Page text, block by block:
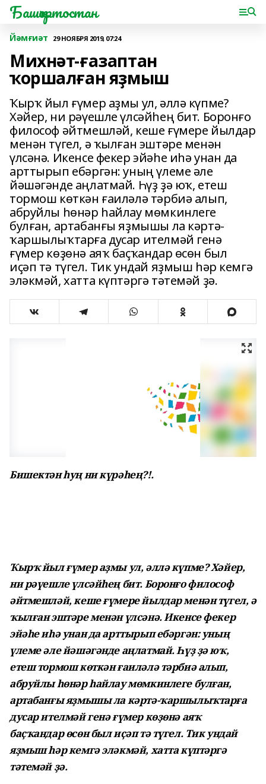
Башҡортостан
Йәмғиәт 29 НОЯБРЯ 2019, 07:24
Михнәт-ғазаптан
ҡоршалған яҙмыш
Ҡырҡ йыл ғүмер аҙмы ул, әллә күпме?
Хәйер, ни рәүешле үлсәйһең бит. Боронғо
философ әйтмешләй, кеше ғүмере йылдар
менән түгел, ә ҡылған эштәре менән
үлсәнә. Икенсе фекер эйәһе иһә унан да
арттырып ебәргән: уның үлеме әле
йәшәгәнде аңлатмай. Һүҙ ҙә юҡ, етеш
тормош көткән ғаиләлә тәрбиә алып,
абруйлы һөнәр һайлау мөмкинлеге
булған, артабанғы яҙмышы ла кәртә-
ҡаршылыҡтарға дусар ителмәй генә
ғүмер көҙөнә аяҡ баҫҡандар өсөн был
иҫәп тә түгел. Тик ундай яҙмыш һәр кемгә
эләкмәй, хатта күптәргә тәтемәй ҙә.
Бишектән һуң ни күрәһең?!.
Ҡырҡ йыл ғүмер аҙмы ул, әллә күпме? Хәйер,
ни рәүешле үлсәйһең бит. Боронғо философ
әйтмешләй, кеше ғүмере йылдар менән түгел, ә
ҡылған эштәре менән үлсәнә. Икенсе фекер
эйәһе иһә унан да арттырып ебәргән: уның
үлеме әле йәшәгәнде аңлатмай. Һүҙ ҙә юҡ,
етеш тормош көткән ғаиләлә тәрбиә алып,
абруйлы һөнәр һайлау мөмкинлеге булған,
артабанғы яҙмышы ла кәртә-ҡаршылыҡтарға
дусар ителмәй генә ғүмер көҙөнә аяҡ
баҫҡандар өсөн был иҫәп тә түгел. Тик ундай
яҙмыш һәр кемгә эләкмәй, хатта күптәргә
тәтемәй ҙә.